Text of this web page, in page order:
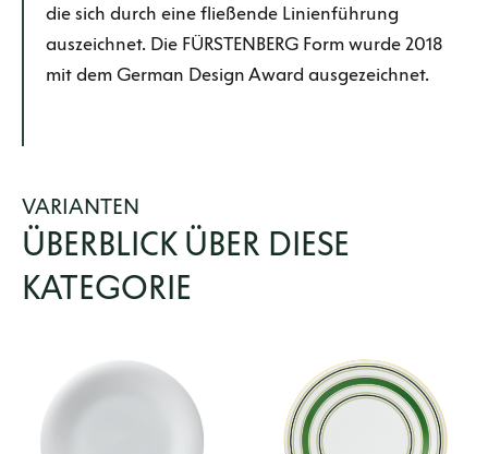
die sich durch eine fließende Linienführung
auszeichnet. Die FÜRSTENBERG Form wurde 2018
mit dem German Design Award ausgezeichnet.
VARIANTEN
ÜBERBLICK ÜBER DIESE
KATEGORIE